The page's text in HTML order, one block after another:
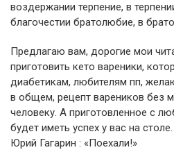
воздержании терпение, в
благочестии братолюбие, в
Предлагаю вам, дорогие мои
приготовить кето вареники,
диабетикам, любителям пп,
в общем, рецепт вареников без
человеку. А приготовленное с
будет иметь успех у вас на
Юрий Гагарин : «Поехали!»